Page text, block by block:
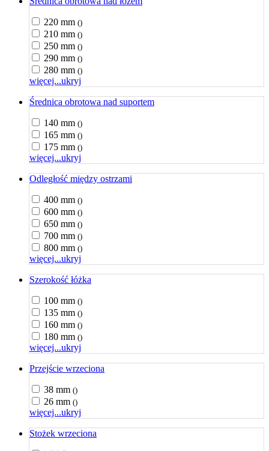
220 mm ()
210 mm ()
250 mm ()
290 mm ()
280 mm ()
więcej...ukryj
Średnica obrotowa nad suportem
140 mm ()
165 mm ()
175 mm ()
więcej...ukryj
Odległość między ostrzami
400 mm ()
600 mm ()
650 mm ()
700 mm ()
800 mm ()
więcej...ukryj
Szerokość łóżka
100 mm ()
135 mm ()
160 mm ()
180 mm ()
więcej...ukryj
Przejście wrzeciona
38 mm ()
26 mm ()
więcej...ukryj
Stożek wrzeciona